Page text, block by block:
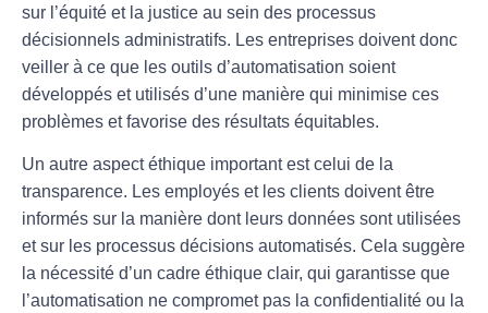
sur l’équité et la justice au sein des processus
décisionnels administratifs. Les entreprises doivent donc
veiller à ce que les outils d’automatisation soient
développés et utilisés d’une manière qui minimise ces
problèmes et favorise des résultats équitables.
Un autre aspect éthique important est celui de la
transparence. Les employés et les clients doivent être
informés sur la manière dont leurs données sont utilisées
et sur les processus décisions automatisés. Cela suggère
la nécessité d’un cadre éthique clair, qui garantisse que
l’automatisation ne compromet pas la confidentialité ou la